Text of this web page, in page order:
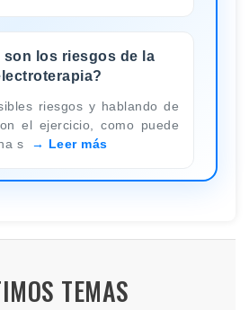
son los riesgos de la
riesgos y hablando de
el ejercicio, como puede
s
Leer más
TEMAS